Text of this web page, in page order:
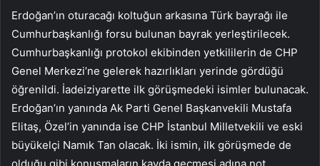
Erdoğan’ın oturacağı koltuğun arkasına Türk bayrağı ile
Cumhurbaşkanlığı forsu bulunan bayrak yerleştirilecek.
Cumhurbaşkanlığı protokol ekibinden yetkililerin de CHP
Genel Merkezi’ne gelerek hazırlıkları yerinde gördüğü
öğrenildi. İadeiziyarette ilk görüşmedeki isimler bulunacak.
Erdoğan’ın yanında Ak Parti Genel Başkanvekili Mustafa
Elitaş, Özel’in yanında ise CHP İstanbul Milletvekili ve eski
büyükelçi Namık Tan olacak. İki ismin, ilk görüşmede de